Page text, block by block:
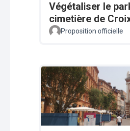
Végétaliser le
cimetière de
Proposition officielle